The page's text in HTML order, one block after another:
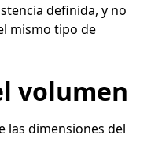
definida, y no
mismo tipo de
volumen
dimensiones del